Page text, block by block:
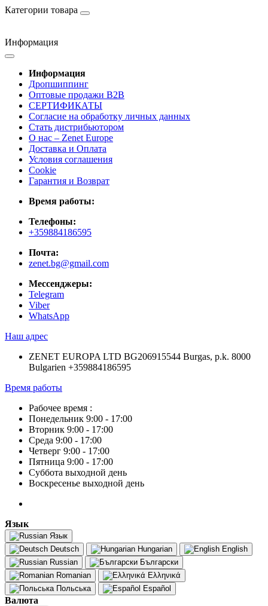
Категории товара
Информация
Информация
Дропшиппинг
Оптовые продажи B2B
СЕРТИФИКАТЫ
Согласие на обработку личных данных
Стать дистрибьютором
О нас – Zenet Europe
Доставка и Оплата
Условия соглашения
Cookie
Гарантия и Возврат
Время работы:
Телефоны:
+359884186595
Почта:
zenet.bg@gmail.com
Мессенджеры:
Telegram
Viber
WhatsApp
Наш адрес
ZENET EUROPA LTD BG206915544 Burgas, p.k. 8000
Bulgarien +359884186595
Время работы
Рабочее время :
Понедельник 9:00 - 17:00
Вторник 9:00 - 17:00
Среда 9:00 - 17:00
Четверг 9:00 - 17:00
Пятница 9:00 - 17:00
Суббота выходной день
Воскресенье выходной день
Язык
Язык
Deutsch
Hungarian
English
Russian
Български
Romanian
Ελληνικά
Польська
Español
Валюта